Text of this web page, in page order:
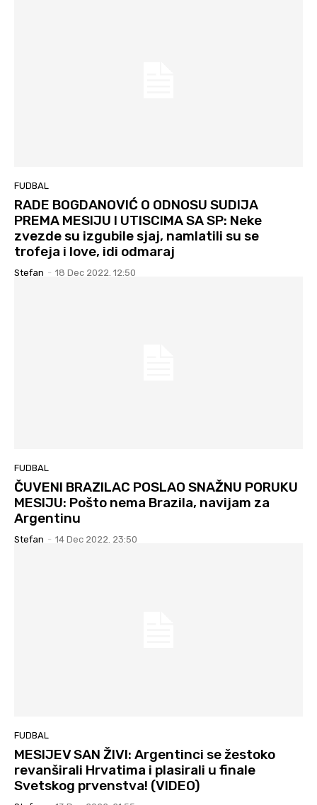
FUDBAL
RADE BOGDANOVIĆ O ODNOSU SUDIJA
PREMA MESIJU I UTISCIMA SA SP: Neke
zvezde su izgubile sjaj, namlatili su se
trofeja i love, idi odmaraj
Stefan - 18 Dec 2022. 12:50
FUDBAL
ČUVENI BRAZILAC POSLAO SNAŽNU PORUKU
MESIJU: Pošto nema Brazila, navijam za
Argentinu
Stefan - 14 Dec 2022. 23:50
FUDBAL
MESIJEV SAN ŽIVI: Argentinci se žestoko
revanširali Hrvatima i plasirali u finale
Svetskog prvenstva! (VIDEO)